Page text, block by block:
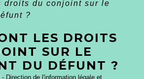
droits du conjoint sur le
?
LES DROITS
SUR LE
DU DÉFUNT ?
Direction de l'information légale et